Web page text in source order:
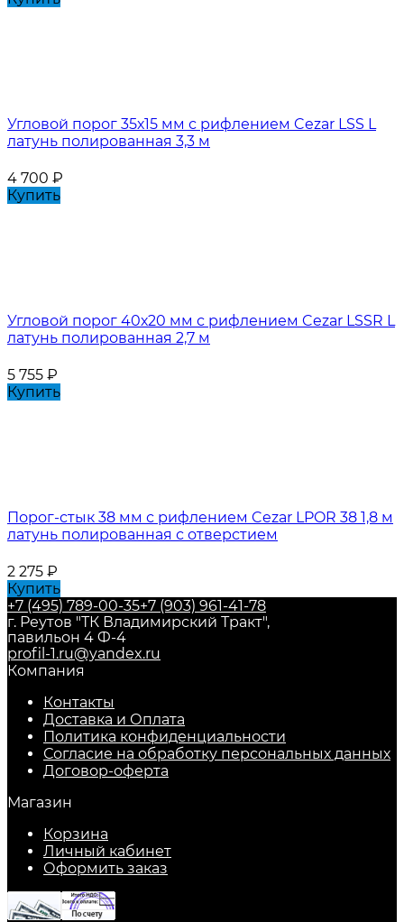
Угловой порог 35х15 мм с рифлением Cezar LSS L
латунь полированная 3,3 м
4 700 ₽
Купить
Угловой порог 40х20 мм с рифлением Cezar LSSR L
латунь полированная 2,7 м
5 755 ₽
Купить
Порог-стык 38 мм с рифлением Cezar LPOR 38 1,8 м
латунь полированная с отверстием
2 275 ₽
Купить
+7 (495) 789-00-35+7 (903) 961-41-78
г. Реутов "ТК Владимирский Тракт",
павильон 4 Ф-4
profil-1.ru@yandex.ru
Компания
Контакты
Доставка и Оплата
Политика конфиденциальности
Согласие на обработку персональных данных
Договор-оферта
Магазин
Корзина
Личный кабинет
Оформить заказ